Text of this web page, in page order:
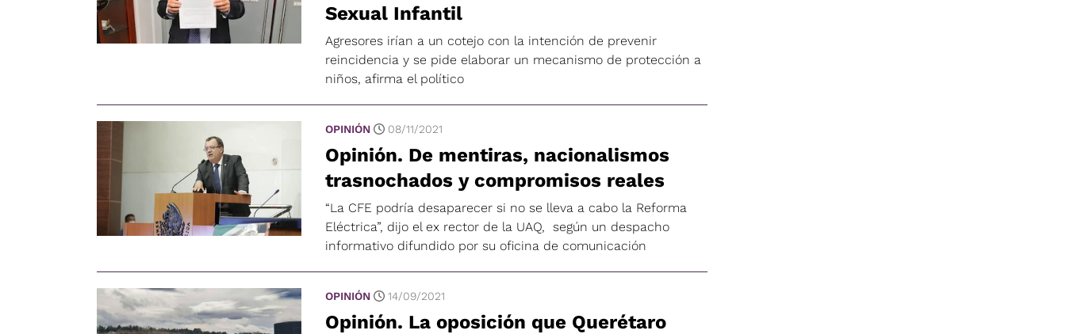
Sexual Infantil
Agresores irían a un cotejo con la intención de prevenir
reincidencia y se pide elaborar un mecanismo de protección a
niños, afirma el político
OPINIÓN 08/11/2021
Opinión. De mentiras, nacionalismos
trasnochados y compromisos reales
“La CFE podría desaparecer si no se lleva a cabo la Reforma
Eléctrica”, dijo el ex rector de la UAQ, según un despacho
informativo difundido por su oficina de comunicación
OPINIÓN 14/09/2021
Opinión. La oposición que Querétaro